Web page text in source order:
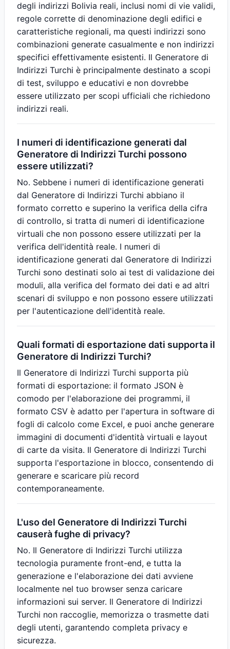
degli indirizzi Bolivia reali, inclusi nomi di vie validi,
regole corrette di denominazione degli edifici e
caratteristiche regionali, ma questi indirizzi sono
combinazioni generate casualmente e non indirizzi
specifici effettivamente esistenti. Il Generatore di
Indirizzi Turchi è principalmente destinato a scopi
di test, sviluppo e educativi e non dovrebbe
essere utilizzato per scopi ufficiali che richiedono
indirizzi reali.
I numeri di identificazione generati dal
Generatore di Indirizzi Turchi possono
essere utilizzati?
No. Sebbene i numeri di identificazione generati
dal Generatore di Indirizzi Turchi abbiano il
formato corretto e superino la verifica della cifra
di controllo, si tratta di numeri di identificazione
virtuali che non possono essere utilizzati per la
verifica dell'identità reale. I numeri di
identificazione generati dal Generatore di Indirizzi
Turchi sono destinati solo ai test di validazione dei
moduli, alla verifica del formato dei dati e ad altri
scenari di sviluppo e non possono essere utilizzati
per l'autenticazione dell'identità reale.
Quali formati di esportazione dati supporta il
Generatore di Indirizzi Turchi?
Il Generatore di Indirizzi Turchi supporta più
formati di esportazione: il formato JSON è
comodo per l'elaborazione dei programmi, il
formato CSV è adatto per l'apertura in software di
fogli di calcolo come Excel, e puoi anche generare
immagini di documenti d'identità virtuali e layout
di carte da visita. Il Generatore di Indirizzi Turchi
supporta l'esportazione in blocco, consentendo di
generare e scaricare più record
contemporaneamente.
L'uso del Generatore di Indirizzi Turchi
causerà fughe di privacy?
No. Il Generatore di Indirizzi Turchi utilizza
tecnologia puramente front-end, e tutta la
generazione e l'elaborazione dei dati avviene
localmente nel tuo browser senza caricare
informazioni sui server. Il Generatore di Indirizzi
Turchi non raccoglie, memorizza o trasmette dati
degli utenti, garantendo completa privacy e
sicurezza.